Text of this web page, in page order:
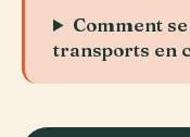
Comment
transports en